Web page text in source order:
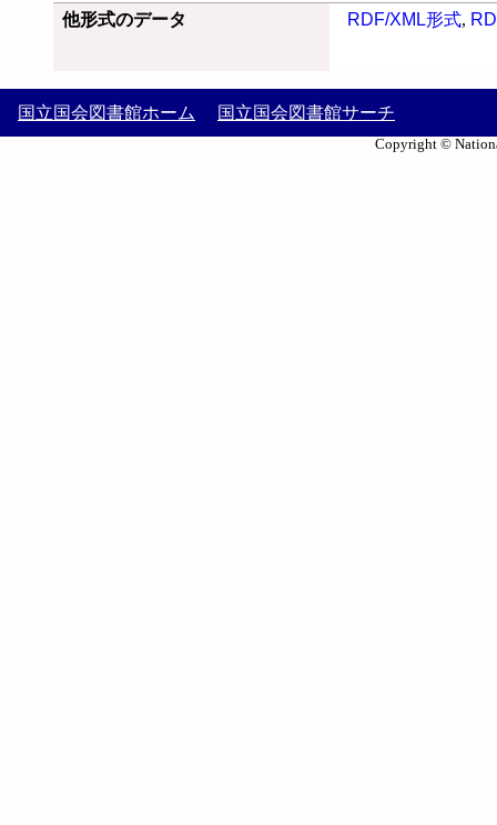
他形式のデータ RDF/XML形式,
国立国会図書館ホーム 国立国会図書館サーチ
Copyright ©